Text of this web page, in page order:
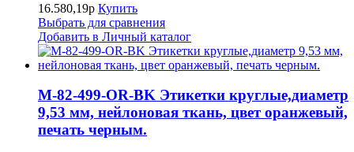
16.580,19р Купить
Выбрать для сравнения
Добавить в Личный каталог
M-82-499-OR-BK Этикетки круглые,диаметр
9,53 мм, нейлоновая ткань, цвет оранжевый,
печать черным.